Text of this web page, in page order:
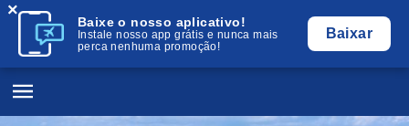
Baixe o nosso aplicativo!
Instale nosso app grátis e nunca mais
perca nenhuma promoção!
Baixar
×